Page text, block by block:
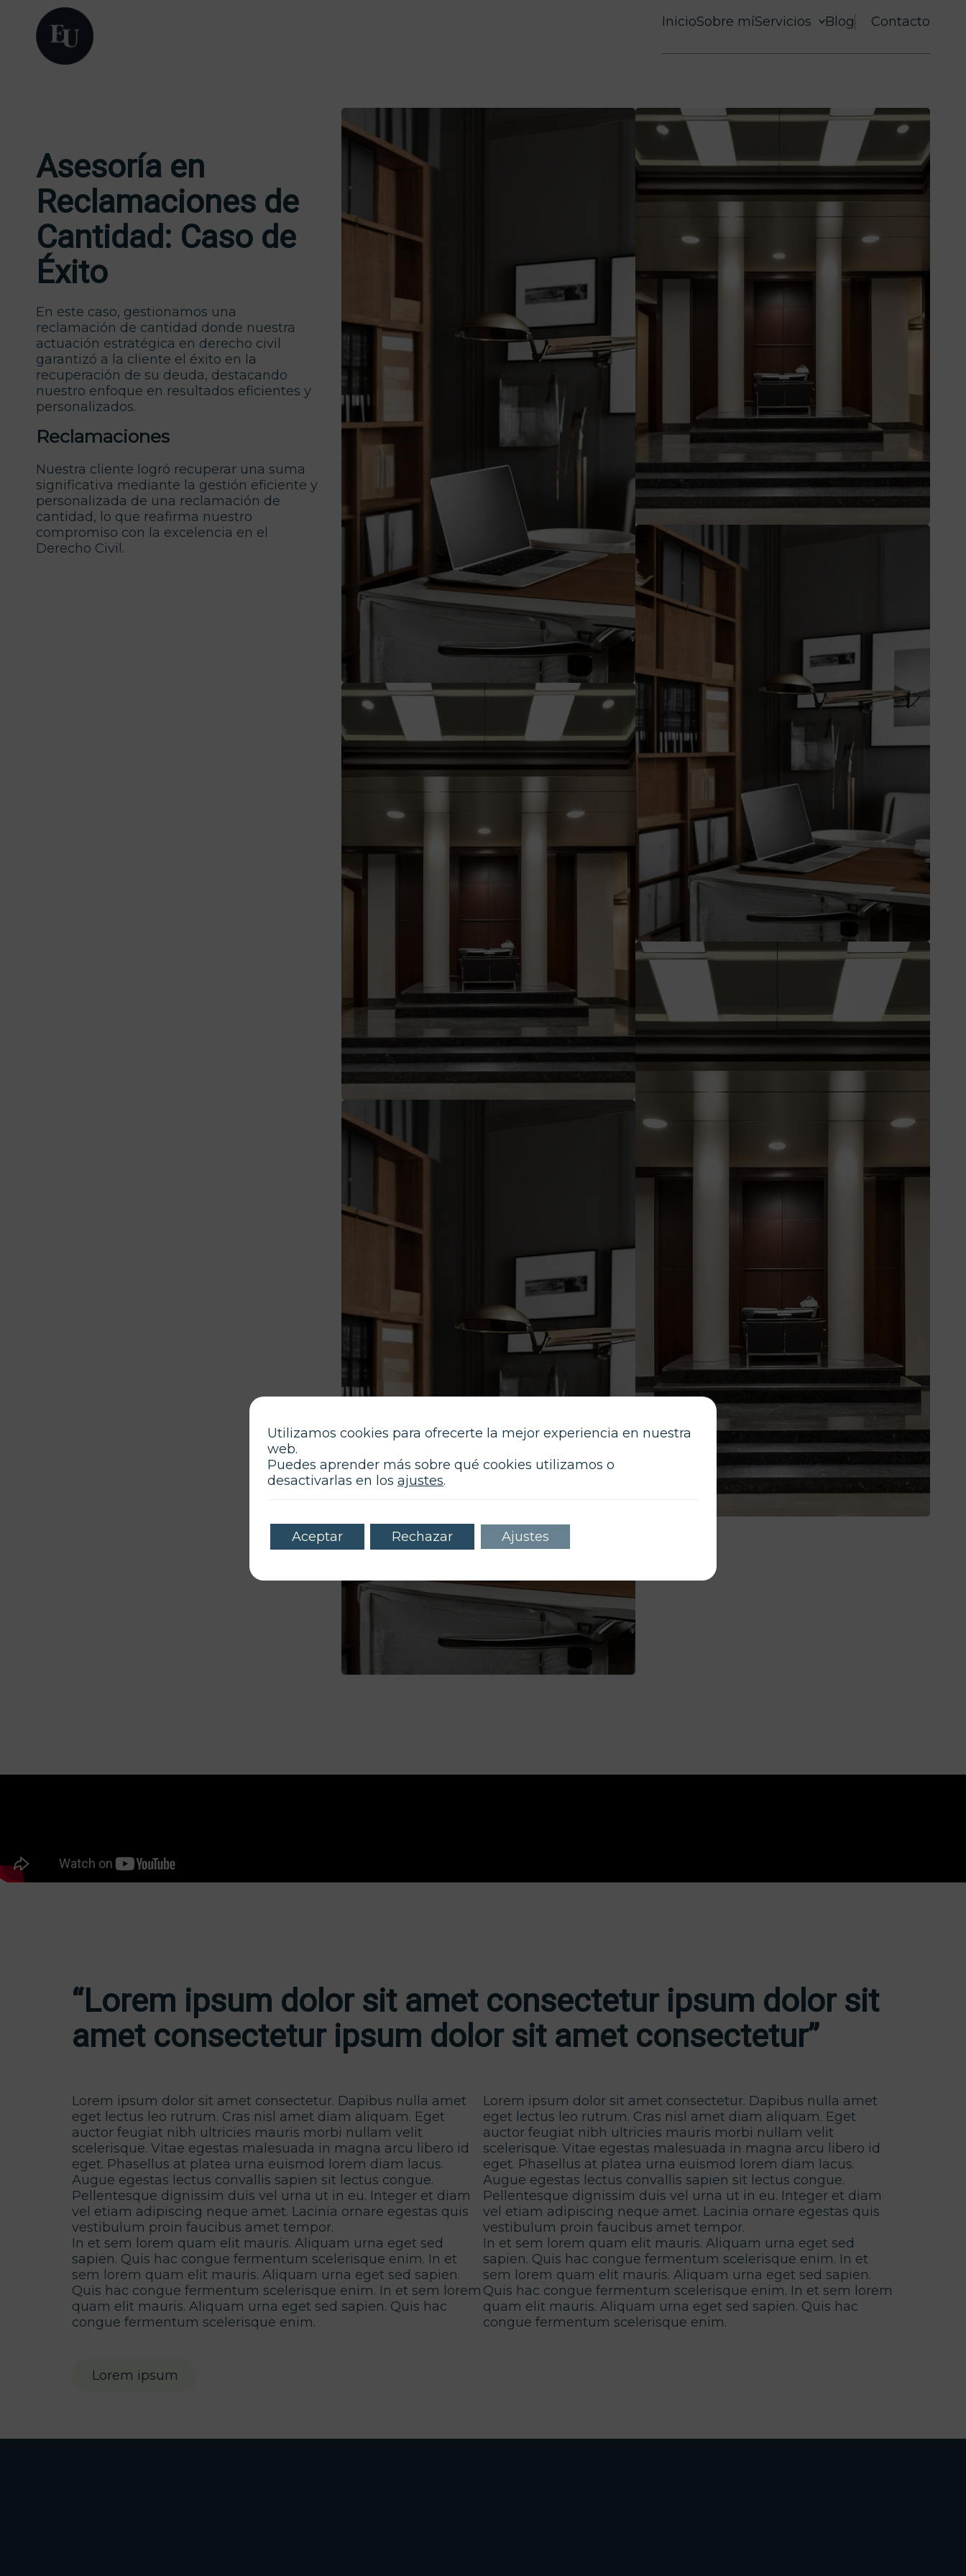
InicioSobre míServicios Blog Contacto
Asesoría en
Reclamaciones de
Cantidad: Caso de
Éxito
En este caso, gestionamos una
reclamación de cantidad donde nuestra
actuación estratégica en derecho civil
garantizó a la cliente el éxito en la
recuperación de su deuda, destacando
nuestro enfoque en resultados eficientes y
personalizados.
Reclamaciones
Nuestra cliente logró recuperar una suma
significativa mediante la gestión eficiente y
personalizada de una reclamación de
cantidad, lo que reafirma nuestro
compromiso con la excelencia en el
Derecho Civil.
“Lorem ipsum dolor sit amet consectetur ipsum dolor sit
amet consectetur ipsum dolor sit amet consectetur”
Lorem ipsum dolor sit amet consectetur. Dapibus nulla amet
eget lectus leo rutrum. Cras nisl amet diam aliquam. Eget
auctor feugiat nibh ultricies mauris morbi nullam velit
scelerisque. Vitae egestas malesuada in magna arcu libero id
eget. Phasellus at platea urna euismod lorem diam lacus.
Augue egestas lectus convallis sapien sit lectus congue.
Pellentesque dignissim duis vel urna ut in eu. Integer et diam
vel etiam adipiscing neque amet. Lacinia ornare egestas quis
vestibulum proin faucibus amet tempor.
In et sem lorem quam elit mauris. Aliquam urna eget sed
sapien. Quis hac congue fermentum scelerisque enim. In et
sem lorem quam elit mauris. Aliquam urna eget sed sapien.
Quis hac congue fermentum scelerisque enim. In et sem lorem
quam elit mauris. Aliquam urna eget sed sapien. Quis hac
congue fermentum scelerisque enim.
Lorem ipsum dolor sit amet consectetur. Dapibus nulla amet
eget lectus leo rutrum. Cras nisl amet diam aliquam. Eget
auctor feugiat nibh ultricies mauris morbi nullam velit
scelerisque. Vitae egestas malesuada in magna arcu libero id
eget. Phasellus at platea urna euismod lorem diam lacus.
Augue egestas lectus convallis sapien sit lectus congue.
Pellentesque dignissim duis vel urna ut in eu. Integer et diam
vel etiam adipiscing neque amet. Lacinia ornare egestas quis
vestibulum proin faucibus amet tempor.
In et sem lorem quam elit mauris. Aliquam urna eget sed
sapien. Quis hac congue fermentum scelerisque enim. In et
sem lorem quam elit mauris. Aliquam urna eget sed sapien.
Quis hac congue fermentum scelerisque enim. In et sem lorem
quam elit mauris. Aliquam urna eget sed sapien. Quis hac
congue fermentum scelerisque enim.
Lorem ipsum
Utilizamos cookies para ofrecerte la mejor experiencia en nuestra
web.
Puedes aprender más sobre qué cookies utilizamos o
desactivarlas en los ajustes.
Aceptar Rechazar Ajustes